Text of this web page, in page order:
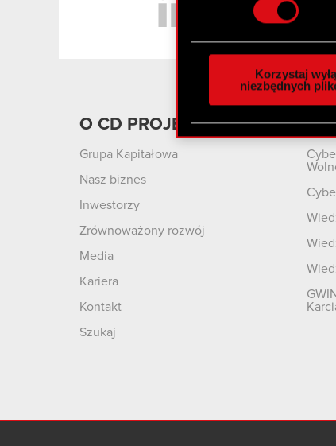
szczegółów . W
Wykorzystujemy pliki
społecznościowym,
otrzymanymi od
zgadasz się na
Korzystaj
niezbędnych
O CD PROJEKT
Grupa Kapitałowa
Nasz biznes
Inwestorzy
Zrównoważony rozwój
Media
Kariera
Kontakt
Szukaj